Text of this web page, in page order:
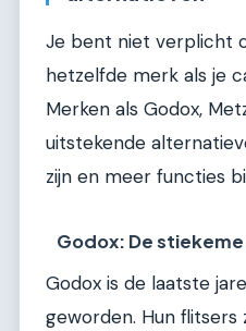
Je bent niet verplicht
hetzelfde merk als je
Merken als Godox,
uitstekende
zijn en meer functies
Godox: De
Godox is de laatste
geworden. Hun flitsers